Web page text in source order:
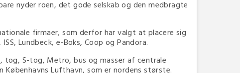
nyder roen, det gode selskab og den medbragte
firmaer, som derfor har valgt at placere sig
Lundbeck, e-Boks, Coop og Pandora.
tog, S-tog, Metro, bus og masser af centrale
Lufthavn, som er nordens største.